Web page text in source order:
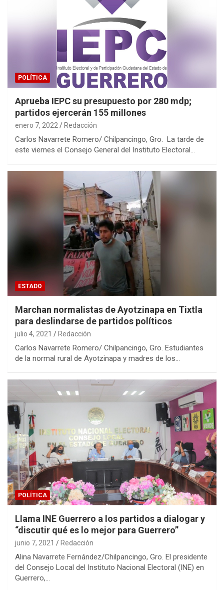
POLÍTICA
Aprueba IEPC su presupuesto por 280 mdp;
partidos ejercerán 155 millones
enero 7, 2022 Redacción
Carlos Navarrete Romero/ Chilpancingo, Gro. La tarde de
este viernes el Consejo General del Instituto Electoral…
ESTADO
Marchan normalistas de Ayotzinapa en Tixtla
para deslindarse de partidos políticos
julio 4, 2021 Redacción
Carlos Navarrete Romero/ Chilpancingo, Gro. Estudiantes
de la normal rural de Ayotzinapa y madres de los…
POLÍTICA
Llama INE Guerrero a los partidos a dialogar y
“discutir qué es lo mejor para Guerrero”
junio 7, 2021 Redacción
Alina Navarrete Fernández/Chilpancingo, Gro. El presidente
del Consejo Local del Instituto Nacional Electoral (INE) en
Guerrero,…